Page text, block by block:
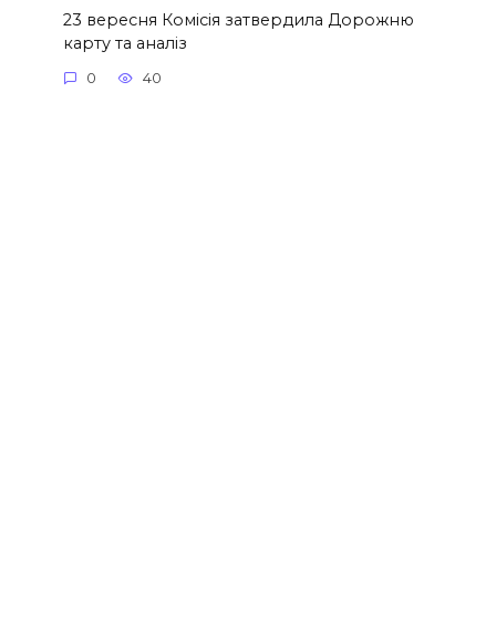
23 вересня Комісія затвердила Дорожню
карту та аналіз
0 40